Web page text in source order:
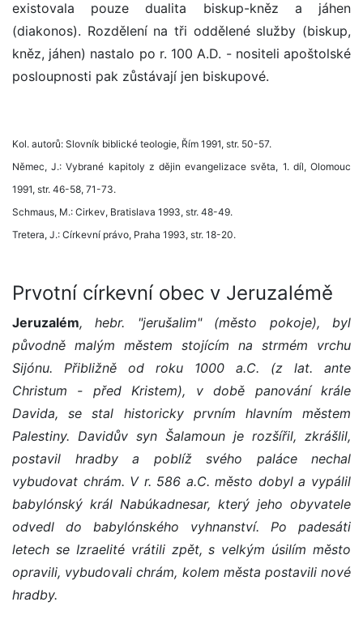
existovala pouze dualita biskup-kněz a jáhen
(diakonos). Rozdělení na tři oddělené služby (biskup,
kněz, jáhen) nastalo po r. 100 A.D. - nositeli apoštolské
posloupnosti pak zůstávají jen biskupové.
Kol. autorů: Slovník biblické teologie, Řím 1991, str. 50-57.
Němec, J.: Vybrané kapitoly z dějin evangelizace světa, 1. díl, Olomouc
1991, str. 46-58, 71-73.
Schmaus, M.: Cirkev, Bratislava 1993, str. 48-49.
Tretera, J.: Církevní právo, Praha 1993, str. 18-20.
Prvotní církevní obec v Jeruzalémě
Jeruzalém, hebr. "jerušalim" (město pokoje), byl
původně malým městem stojícím na strmém vrchu
Sijónu. Přibližně od roku 1000 a.C. (z lat. ante
Christum - před Kristem), v době panování krále
Davida, se stal historicky prvním hlavním městem
Palestiny. Davidův syn Šalamoun je rozšířil, zkrášlil,
postavil hradby a poblíž svého paláce nechal
vybudovat chrám. V r. 586 a.C. město dobyl a vypálil
babylónský král Nabúkadnesar, který jeho obyvatele
odvedl do babylónského vyhnanství. Po padesáti
letech se Izraelité vrátili zpět, s velkým úsilím město
opravili, vybudovali chrám, kolem města postavili nové
hradby.